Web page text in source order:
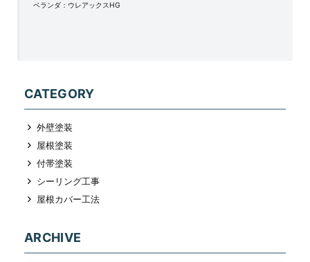
ベランダ：ウレアックスHG
CATEGORY
外壁塗装
屋根塗装
付帯塗装
シーリング工事
屋根カバー工法
ARCHIVE